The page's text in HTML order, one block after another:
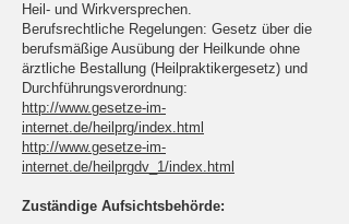
Heil- und Wirkversprechen.
Berufsrechtliche Regelungen: Gesetz über die
berufsmäßige Ausübung der Heilkunde ohne
ärztliche Bestallung (Heilpraktikergesetz) und
Durchführungsverordnung:
http://www.gesetze-im-
internet.de/heilprg/index.html
http://www.gesetze-im-
internet.de/heilprgdv_1/index.html
Zuständige Aufsichtsbehörde: